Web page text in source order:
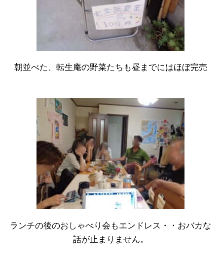
朝並べた、転生庵の野菜たちも昼までにはほぼ完売
ランチの後のおしゃべり会もエンドレス・・おバカな
話が止まりません。